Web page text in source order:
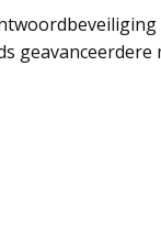
geavanceerdere